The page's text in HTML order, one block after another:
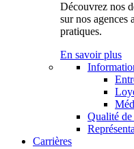
Découvrez nos
sur nos agences
pratiques.
En savoir plus
Qualité de
Carrières